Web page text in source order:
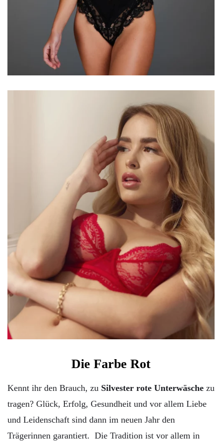
Die Farbe Rot
Kennt ihr den Brauch, zu Silvester rote Unterwäsche zu
tragen? Glück, Erfolg, Gesundheit und vor allem Liebe
und Leidenschaft sind dann im neuen Jahr den
Trägerinnen garantiert. Die Tradition ist vor allem in